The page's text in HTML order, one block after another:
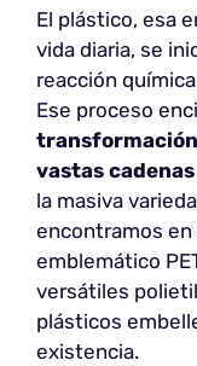
El plástico, esa
vida diaria, se
reacción
Ese proceso
transformación
vastas
la masiva
encontramos en
emblemático
versátiles
plásticos
existencia.